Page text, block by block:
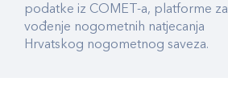
podatke iz COMET-a, platforme za
vođenje nogometnih natjecanja
Hrvatskog nogometnog saveza.